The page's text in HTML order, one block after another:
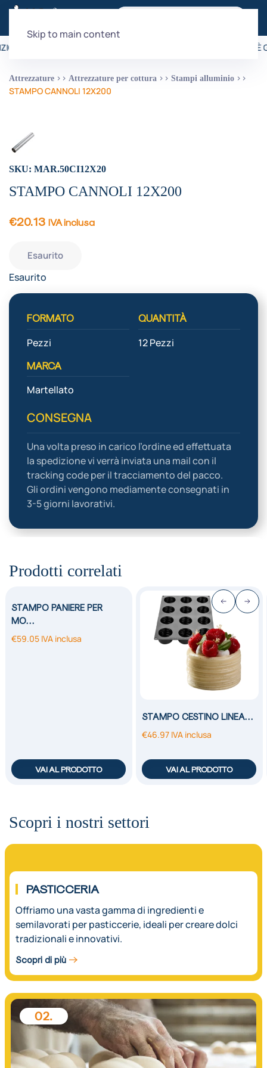
Skip to main content
È GRATUITA PER ORDINI SUPERIORI A 99€ LA SPEDIZIONE È
Attrezzature Attrezzature per cottura Stampi alluminio
STAMPO CANNOLI 12X200
SKU: MAR.50CI12X20
STAMPO CANNOLI 12X200
€20.13 IVA inclusa
Esaurito
Esaurito
FORMATO
Pezzi
QUANTITÀ
12 Pezzi
MARCA
Martellato
CONSEGNA
Una volta preso in carico l’ordine ed effettuata
la spedizione vi verrà inviata una mail con il
tracking code per il tracciamento del pacco.
Gli ordini vengono mediamente consegnati in
3-5 giorni lavorativi.
Prodotti correlati
STAMPO PANIERE PER
MO…
€59.05 IVA inclusa
VAI AL PRODOTTO
STAMPO CESTINO LINEA…
€46.97 IVA inclusa
VAI AL PRODOTTO
Scopri i nostri settori
01.
PASTICCERIA
Offriamo una vasta gamma di ingredienti e
semilavorati per pasticcerie, ideali per creare dolci
tradizionali e innovativi.
Scopri di più
02.